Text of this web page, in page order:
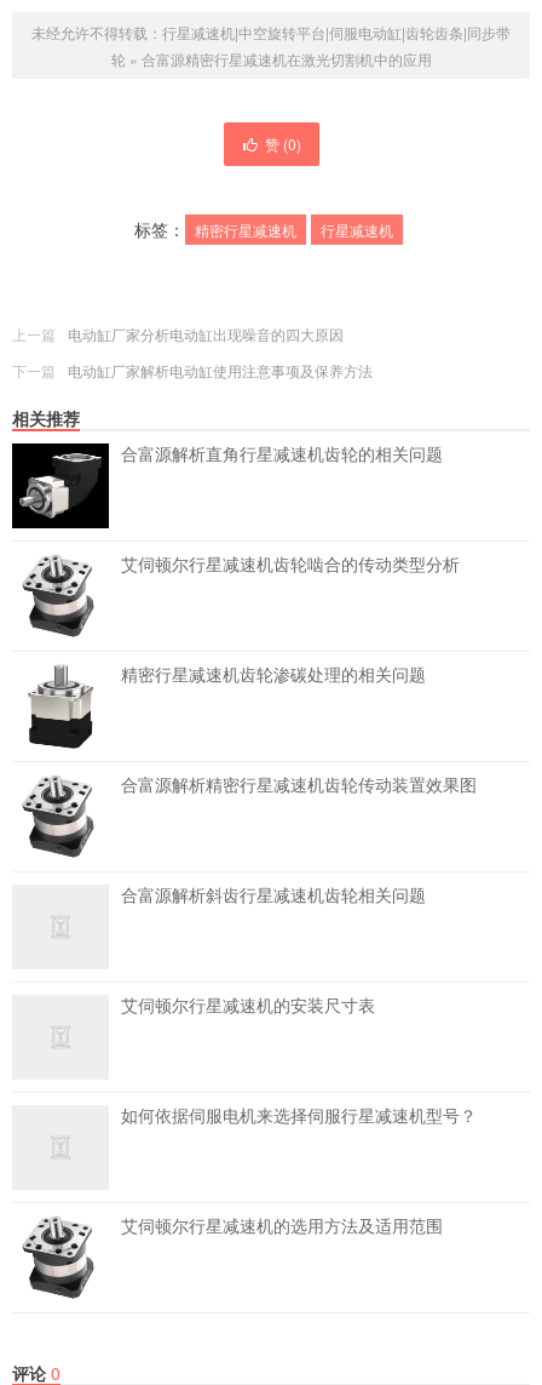
未经允许不得转载： 行星减速机|中空旋转平台|伺服电动缸|齿轮齿条|同步带
轮» 合富源精密行星减速机在激光切割机中的应用
赞 (0)
标签： 精密行星减速机 行星减速机
上一篇
电动缸厂家分析电动缸出现噪音的四大原因
下一篇
电动缸厂家解析电动缸使用注意事项及保养方法
相关推荐
合富源解析直角行星减速机齿轮的相关问题
艾伺顿尔行星减速机齿轮啮合的传动类型分析
精密行星减速机齿轮渗碳处理的相关问题
合富源解析精密行星减速机齿轮传动装置效果图
合富源解析斜齿行星减速机齿轮相关问题
艾伺顿尔行星减速机的安装尺寸表
如何依据伺服电机来选择伺服行星减速机型号？
艾伺顿尔行星减速机的选用方法及适用范围
评论 0